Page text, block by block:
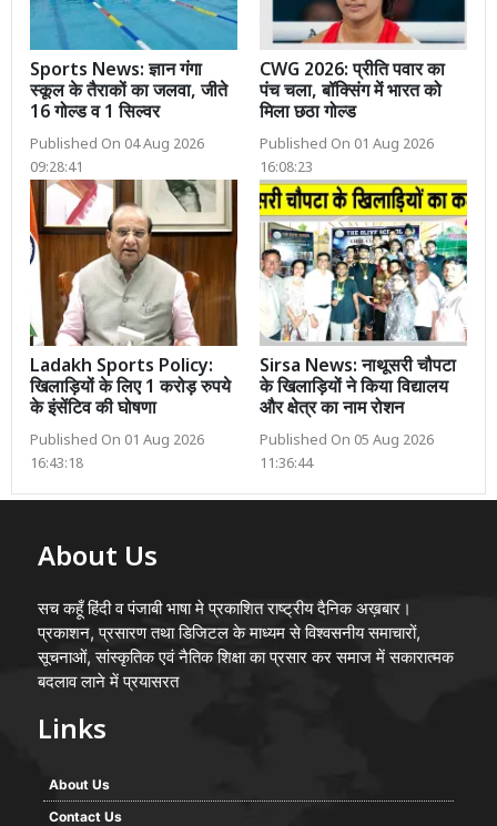
Sports News: ज्ञान गंगा
स्कूल के तैराकों का जलवा, जीते
16 गोल्ड व 1 सिल्वर
Published On 04 Aug 2026
09:28:41
CWG 2026: प्रीति पवार का
पंच चला, बॉक्सिंग में भारत को
मिला छठा गोल्ड
Published On 01 Aug 2026
16:08:23
Ladakh Sports Policy:
खिलाड़ियों के लिए 1 करोड़ रुपये
के इंसेंटिव की घोषणा
Published On 01 Aug 2026
16:43:18
Sirsa News: नाथूसरी चौपटा
के खिलाड़ियों ने किया विद्यालय
और क्षेत्र का नाम रोशन
Published On 05 Aug 2026
11:36:44
About Us
सच कहूँ हिंदी व पंजाबी भाषा मे प्रकाशित राष्ट्रीय दैनिक अख़बार।
प्रकाशन, प्रसारण तथा डिजिटल के माध्यम से विश्वसनीय समाचारों,
सूचनाओं, सांस्कृतिक एवं नैतिक शिक्षा का प्रसार कर समाज में सकारात्मक
बदलाव लाने में प्रयासरत
Links
About Us
Contact Us